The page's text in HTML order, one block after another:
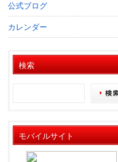
公式ブログ
カレンダー
検索
モバイルサイト